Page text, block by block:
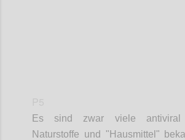
Es sind zwar viele antiviral
Naturstoffe und "Hausmittel"